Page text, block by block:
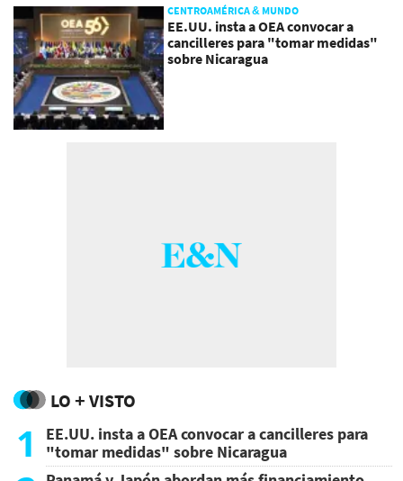
CENTROAMÉRICA & MUNDO
EE.UU. insta a OEA convocar a
cancilleres para "tomar medidas"
sobre Nicaragua
LO + VISTO
1
EE.UU. insta a OEA convocar a cancilleres para
"tomar medidas" sobre Nicaragua